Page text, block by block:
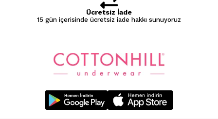
Ücretsiz İade
15 gün içerisinde ücretsiz iade hakkı sunuyoruz